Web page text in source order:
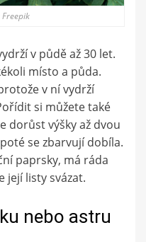
v půdě až 30 let.
místo a půda.
v ní vydrží
si můžete také
dorůst výšky až dvou
se zbarvují dobíla.
paprsky, má ráda
její listy svázat.
nebo astru